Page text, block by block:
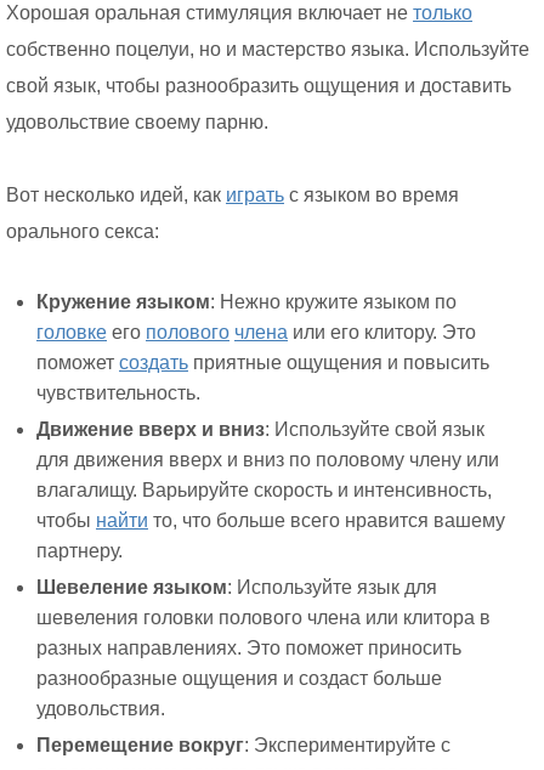
Хорошая оральная стимуляция включает не только
собственно поцелуи, но и мастерство языка. Используйте
свой язык, чтобы разнообразить ощущения и доставить
удовольствие своему парню.
Вот несколько идей, как играть с языком во время
орального секса:
Кружение языком: Нежно кружите языком по
головке его полового члена или его клитору. Это
поможет создать приятные ощущения и повысить
чувствительность.
Движение вверх и вниз: Используйте свой язык
для движения вверх и вниз по половому члену или
влагалищу. Варьируйте скорость и интенсивность,
чтобы найти то, что больше всего нравится вашему
партнеру.
Шевеление языком: Используйте язык для
шевеления головки полового члена или клитора в
разных направлениях. Это поможет приносить
разнообразные ощущения и создаст больше
удовольствия.
Перемещение вокруг: Экспериментируйте с